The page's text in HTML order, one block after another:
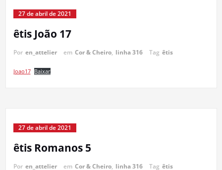
27 de abril de 2021
êtis João 17
Por en_attelier em Cor & Cheiro, linha 316 Tag êtis
Joao17 Baixar
27 de abril de 2021
êtis Romanos 5
Por en_attelier em Cor & Cheiro, linha 316 Tag êtis